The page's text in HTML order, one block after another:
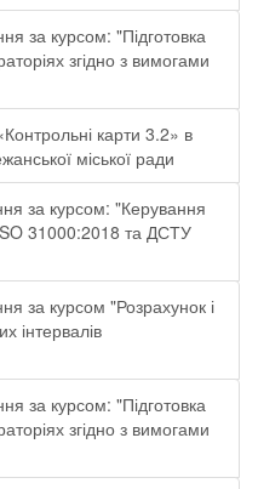
за курсом: "Підготовка
згідно з вимогами
карти 3.2» в
міської ради
за курсом: "Керування
31000:2018 та ДСТУ
за курсом "Розрахунок і
інтервалів
за курсом: "Підготовка
згідно з вимогами